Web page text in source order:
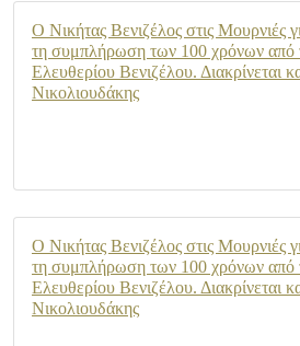
Ο Νικήτας Βενιζέλος στις Μουρνιές
τη συμπλήρωση των 100 χρόνων από
Ελευθερίου Βενιζέλου. Διακρίνεται
Νικολιουδάκης
Ο Νικήτας Βενιζέλος στις Μουρνιές
τη συμπλήρωση των 100 χρόνων από
Ελευθερίου Βενιζέλου. Διακρίνεται
Νικολιουδάκης